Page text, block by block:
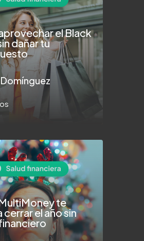
el Black
dañar tu
te
cerrar el año sin